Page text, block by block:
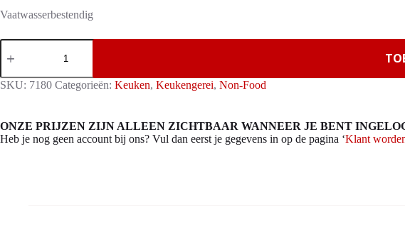
Vaatwasserbestendig
Siliconen
bakkwast
aantal
SKU: 7180 Categorieën: Keuken, Keukengerei, Non-Food
ONZE PRIJZEN ZIJN ALLEEN ZICHTBAAR WANNEER JE BENT
Heb je nog geen account bij ons? Vul dan eerst je gegevens in op de pagina ‘Klant